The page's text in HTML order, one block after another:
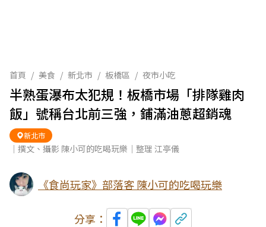
首頁 / 美食 / 新北市 / 板橋區 / 夜市小吃
半熟蛋瀑布太犯規！板橋市場「排隊雞肉
飯」號稱台北前三強，鋪滿油蔥超銷魂
新北市
｜撰文、攝影 陳小可的吃喝玩樂｜整理 江亭儀
《食尚玩家》部落客 陳小可的吃喝玩樂
分享：